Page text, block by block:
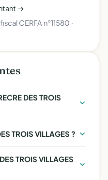
→
CERFA n°11580 ·
DES TROIS
TROIS VILLAGES ?
TROIS VILLAGES